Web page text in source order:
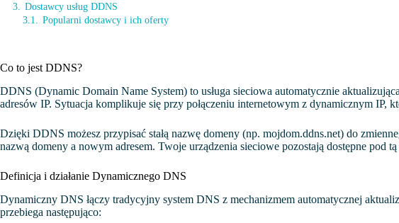
3.
Dostawcy usług DDNS
3.1.
Popularni dostawcy i ich oferty
Co to jest DDNS?
DDNS (Dynamic Domain Name System) to usługa sieciowa automatycznie
adresów IP. Sytuacja komplikuje się przy połączeniu internetowym z dynamicznym IP,
Dzięki DDNS możesz przypisać stałą nazwę domeny (np. mojdom.ddns.net) do
nazwą domeny a nowym adresem. Twoje urządzenia sieciowe pozostają dostępne pod
Definicja i działanie Dynamicznego DNS
Dynamiczny DNS łączy tradycyjny system DNS z mechanizmem automatycznej
przebiega następująco: